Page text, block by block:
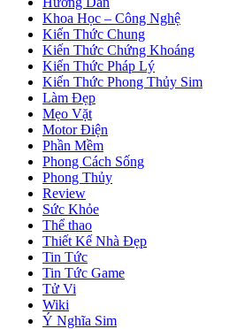
Khoa Học – Công Nghệ
Kiến Thức Chung
Kiến Thức Chứng Khoáng
Kiến Thức Pháp Lý
Kiến Thức Phong Thủy Sim
Làm Đẹp
Mẹo Vặt
Motor Điện
Phần Mềm
Phong Cách Sống
Phong Thủy
Review
Sức Khỏe
Thể thao
Thiết Kế Nhà Đẹp
Tin Tức
Tin Tức Game
Tử Vi
Wiki
Ý Nghĩa Sim